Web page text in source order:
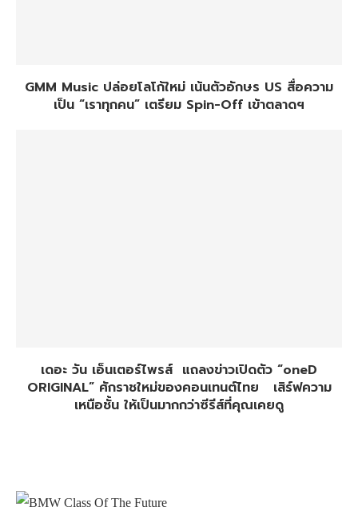
GMM Music ปล่อยโลโก้ใหม่ เน้นตัวอักษร US สื่อความ
เป็น “เราทุกคน” เตรียม Spin-Off เข้าตลาดฯ
เดอะ วัน เอ็นเตอร์ไพรส์ แถลงข่าวเปิดตัว “oneD
ORIGINAL” ศักราชใหม่ของคอนเทนต์ไทย เสิร์ฟความ
เหนือชั้น ให้เป็นมากกว่าซีรีส์ที่คุณเคยดู